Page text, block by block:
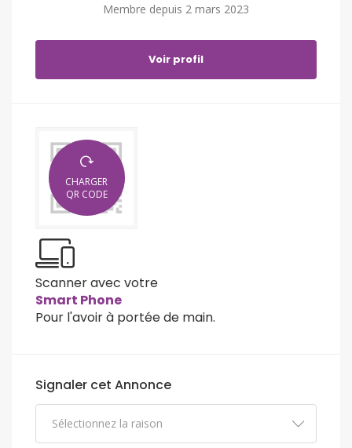
Membre depuis 2 mars 2023
Voir profil
CHARGER
QR CODE
Scanner avec votre
Smart Phone
Pour l'avoir à portée de main.
Signaler cet Annonce